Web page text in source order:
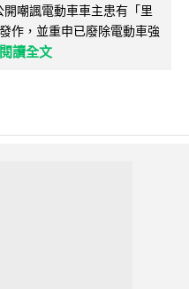
嘲諷電動車車主患有「里
作，並重申已廢除電動車強
閱讀全文